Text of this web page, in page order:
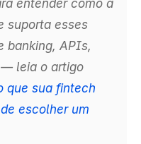
entender como a
suporta esses
banking, APIs,
que sua fintech
escolher um